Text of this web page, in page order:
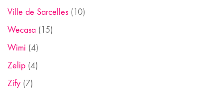
Ville de Sarcelles (10)
Wecasa (15)
Wimi (4)
Zelip (4)
Zify (7)